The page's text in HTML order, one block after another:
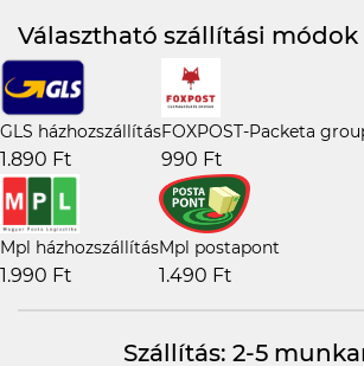
Választható szállítási módok
GLS házhozszállítás
1.890 Ft
FOXPOST-Packeta
990 Ft
Mpl házhozszállítás
1.990 Ft
Mpl postapont
1.490 Ft
Szállítás: 2-5